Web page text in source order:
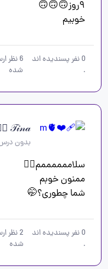
خوبیم
0نفر پسندیده اند
.
6نظر
شده
𝒯𝒾𝓃𝒶 🧚🏻‍♀️
بدون
شما چطوری؟🤭
0نفر پسندیده اند
.
2نظر
شده